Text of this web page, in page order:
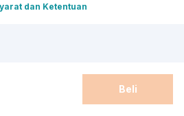
dan Ketentuan
Beli